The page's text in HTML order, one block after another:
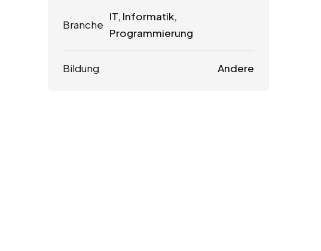
Branche
IT, Informatik,
Programmierung
Bildung Andere